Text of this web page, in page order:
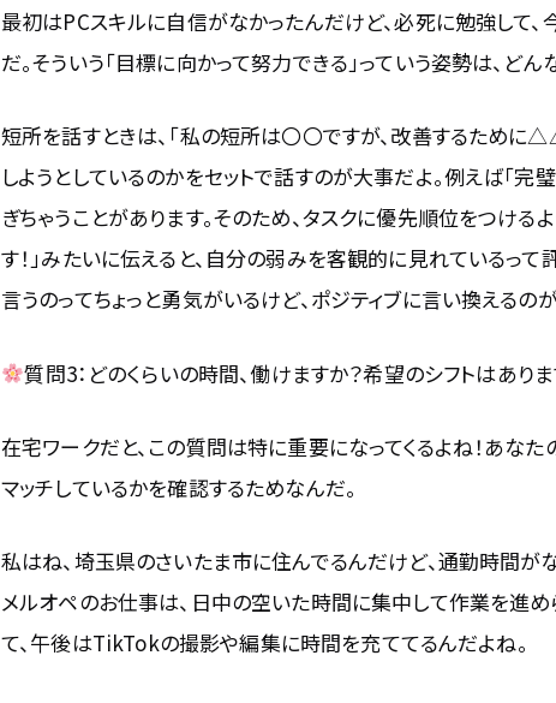
最初はPCスキルに自信がなかったんだけど、必死に勉強して、
だ。そういう「目標に向かって努力できる」っていう姿勢は、ど
短所を話すときは、「私の短所は〇〇ですが、改善するために
しようとしているのかをセットで話すのが大事だよ。例えば「
ぎちゃうことがあります。そのため、タスクに優先順位をつける
す！」みたいに伝えると、自分の弱みを客観的に見れているって
言うのってちょっと勇気がいるけど、ポジティブに言い換えるの
質問3：どのくらいの時間、働けますか？希望のシフトはありま
在宅ワークだと、この質問は特に重要になってくるよね！あな
マッチしているかを確認するためなんだ。
私はね、埼玉県のさいたま市に住んでるんだけど、通勤時間が
メルオペのお仕事は、日中の空いた時間に集中して作業を進め
て、午後はTikTokの撮影や編集に時間を充ててるんだよね。